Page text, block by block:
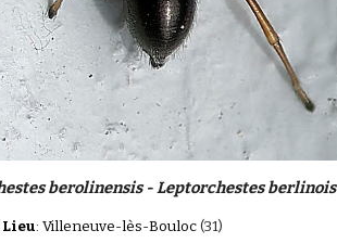
berolinensis - Leptorchestes berlinois
Lieu: Villeneuve-lès-Bouloc(31)